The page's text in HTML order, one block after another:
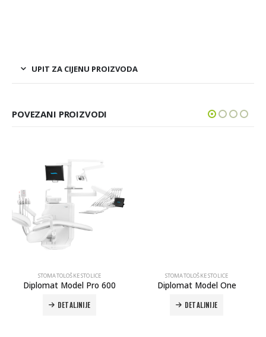
UPIT ZA CIJENU PROIZVODA
POVEZANI PROIZVODI
STOMATOLOŠKE STOLICE
Diplomat Model Pro 600
DETALJNIJE
STOMATOLOŠKE STOLICE
Diplomat Model One
DETALJNIJE